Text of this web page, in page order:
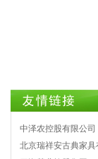
中泽农控股有限公司
北京瑞祥安古典家具